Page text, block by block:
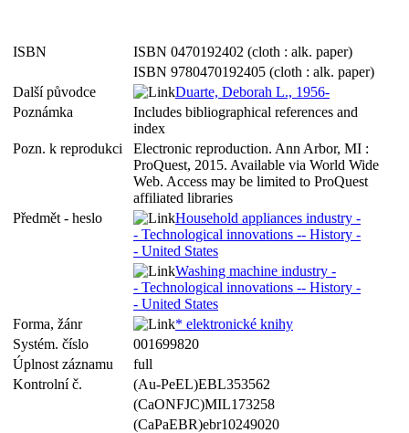
ISBN
ISBN 0470192402 (cloth : alk. paper)
ISBN 9780470192405 (cloth : alk. paper)
Další původce
Duarte, Deborah L., 1956-
Poznámka
Includes bibliographical references and
index
Pozn. k reprodukci
Electronic reproduction. Ann Arbor, MI :
ProQuest, 2015. Available via World Wide
Web. Access may be limited to ProQuest
affiliated libraries
Předmět - heslo
Household appliances industry -
- Technological innovations -- History -
- United States
Washing machine industry -
- Technological innovations -- History -
- United States
Forma, žánr
* elektronické knihy
Systém. číslo
001699820
Úplnost záznamu
full
Kontrolní č.
(Au-PeEL)EBL353562
(CaONFJC)MIL173258
(CaPaEBR)ebr10249020